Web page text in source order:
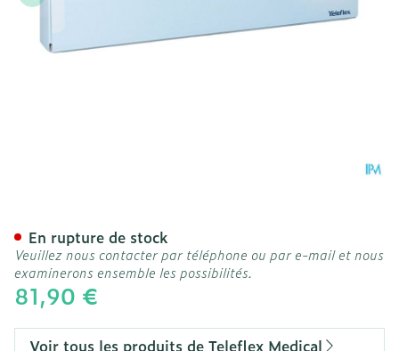
81,90 €
En rupture de stock
Veuillez nous contacter par téléphone ou par e-mail et nous
examinerons ensemble les possibilités.
Voir tous les produits de Teleflex Medical